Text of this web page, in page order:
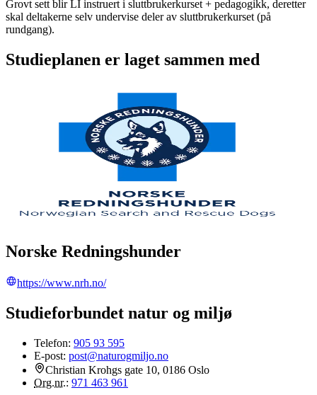
Grovt sett blir LI instruert i sluttbrukerkurset + pedagogikk, deretter
skal deltakerne selv undervise deler av sluttbrukerkurset (på
rundgang).
Studieplanen er laget sammen med
Norske Redningshunder
https://www.nrh.no/
Studieforbundet natur og miljø
Telefon: 905 93 595
E-post: post@naturogmiljo.no
Christian Krohgs gate 10, 0186 Oslo
Org.nr.: 971 463 961